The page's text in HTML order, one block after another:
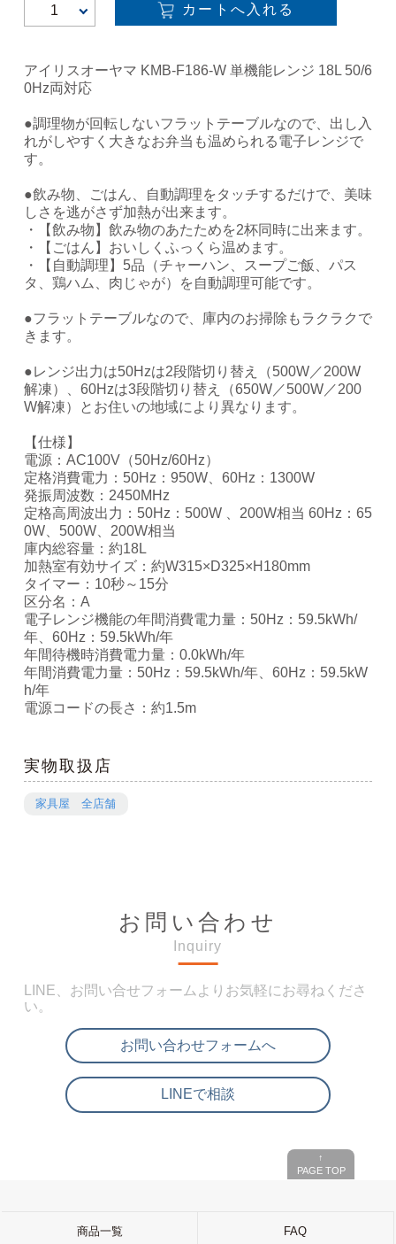
1 カートへ入れる
アイリスオーヤマ KMB-F186-W 単機能レンジ 18L 50/6
0Hz両対応
●調理物が回転しないフラットテーブルなので、出し入
れがしやすく大きなお弁当も温められる電子レンジで
す。
●飲み物、ごはん、自動調理をタッチするだけで、美味
しさを逃がさず加熱が出来ます。
・【飲み物】飲み物のあたためを2杯同時に出来ます。
・【ごはん】おいしくふっくら温めます。
・【自動調理】5品（チャーハン、スープご飯、パス
タ、鶏ハム、肉じゃが）を自動調理可能です。
●フラットテーブルなので、庫内のお掃除もラクラクで
きます。
●レンジ出力は50Hzは2段階切り替え（500W／200W
解凍）、60Hzは3段階切り替え（650W／500W／200
W解凍）とお住いの地域により異なります。
【仕様】
電源：AC100V（50Hz/60Hz）
定格消費電力：50Hz：950W、60Hz：1300W
発振周波数：2450MHz
定格高周波出力：50Hz：500W 、200W相当 60Hz：65
0W、500W、200W相当
庫内総容量：約18L
加熱室有効サイズ：約W315×D325×H180mm
タイマー：10秒～15分
区分名：A
電子レンジ機能の年間消費電力量：50Hz：59.5kWh/
年、60Hz：59.5kWh/年
年間待機時消費電力量：0.0kWh/年
年間消費電力量：50Hz：59.5kWh/年、60Hz：59.5kW
h/年
電源コードの長さ：約1.5m
実物取扱店
家具屋 全店舗
お問い合わせ
Inquiry
LINE、お問い合せフォームよりお気軽にお尋ねくださ
い。
お問い合わせフォームへ
LINEで相談
↑
PAGE TOP
商品一覧 FAQ